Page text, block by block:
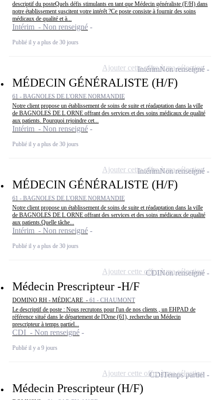
descriptif du posteQuels défis stimulants en tant que Médecin généraliste (F/H) dans
notre établissement suscitent votre intérêt ?Ce poste consiste à fournir des soins
médicaux de qualité et à...
Intérim - Non renseigné
Publié il y a plus de 30 jours
MÉDECIN GÉNÉRALISTE (H/F)
61 - BAGNOLES DE L'ORNE NORMANDIE
Notre client propose un établissement de soins de suite et réadaptation dans la ville
de BAGNOLES DE L ORNE offrant des services et des soins médicaux de qualité
aux patients. Pourquoi rejoindre cet...
Intérim - Non renseigné
Publié il y a plus de 30 jours
IntérimNon renseigné
Ajouter cette offre à ma sélection
MÉDECIN GÉNÉRALISTE (H/F)
61 - BAGNOLES DE L'ORNE NORMANDIE
Notre client propose un établissement de soins de suite et réadaptation dans la ville
de BAGNOLES DE L ORNE offrant des services et des soins médicaux de qualité
aux patients.Quelle tâche...
Intérim - Non renseigné
Publié il y a plus de 30 jours
IntérimNon renseigné
Ajouter cette offre à ma sélection
Médecin Prescripteur -H/F
DOMINO RH - MÉDICARE - 61 - CHAUMONT
Le descriptif de poste : Nous recrutons pour l'un de nos clients , un EHPAD de
référence situé dans le département de l'Orne (61), recherche un Médecin
prescripteur à temps partiel...
CDI - Non renseigné
Publié il y a 9 jours
CDINon renseigné
Ajouter cette offre à ma sélection
Médecin Prescripteur (H/F)
CDITemps partiel
Ajouter cette offre à ma sélection